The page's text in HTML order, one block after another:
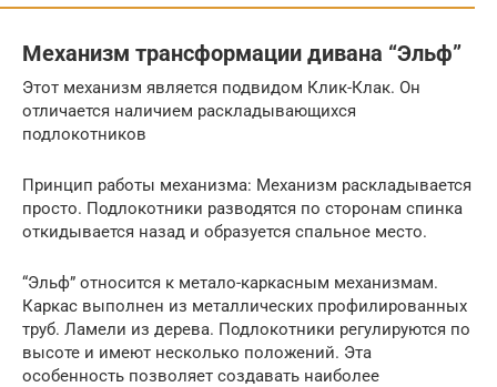
Механизм трансформации дивана “Эльф”
Этот механизм является подвидом Клик-Клак. Он
отличается наличием раскладывающихся
подлокотников
Принцип работы механизма: Механизм раскладывается
просто. Подлокотники разводятся по сторонам спинка
откидывается назад и образуется спальное место.
“Эльф” относится к метало-каркасным механизмам.
Каркас выполнен из металлических профилированных
труб. Ламели из дерева. Подлокотники регулируются по
высоте и имеют несколько положений. Эта
особенность позволяет создавать наиболее